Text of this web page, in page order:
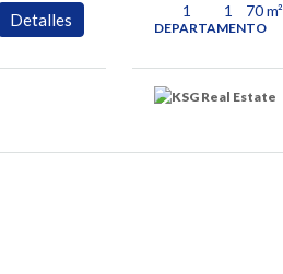
Detalles 1 1 70m²
DEPARTAMENTO